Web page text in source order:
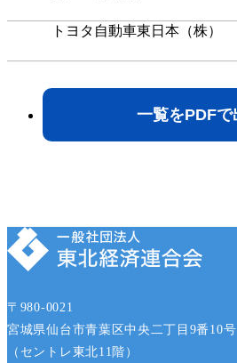
トヨタ自動車東日本（株）
〒980-0021
宮城県仙台市青葉区中央二丁目9番10号
（セントレ東北11階）